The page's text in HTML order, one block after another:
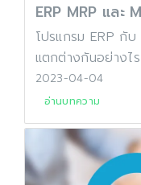
ERP MRP และ
โปรแกรม ERP กับ
แตกต่างกันอย่างไร
2023-04-04
อ่านบทความ